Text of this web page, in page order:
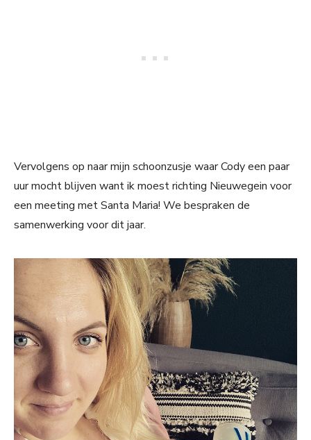
Vervolgens op naar mijn schoonzusje waar Cody een paar
uur mocht blijven want ik moest richting Nieuwegein voor
een meeting met Santa Maria! We bespraken de
samenwerking voor dit jaar.